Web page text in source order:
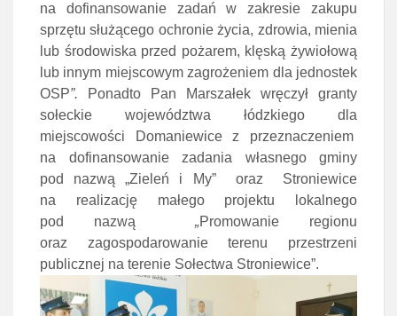
na dofinansowanie zadań w zakresie zakupu
sprzętu służącego ochronie życia, zdrowia, mienia
lub środowiska przed pożarem, klęską żywiołową
lub innym miejscowym zagrożeniem dla jednostek
OSP”.
Ponadto Pan Marszałek wręczył granty
sołeckie województwa łódzkiego dla
miejscowości Domaniewice z przeznaczeniem
na dofinansowanie zadania własnego gminy
pod nazwą „Zieleń i My” oraz Stroniewice
na realizację małego projektu lokalnego
pod nazwą
„Promowanie regionu
oraz zagospodarowanie terenu przestrzeni
publicznej na terenie Sołectwa Stroniewice”.